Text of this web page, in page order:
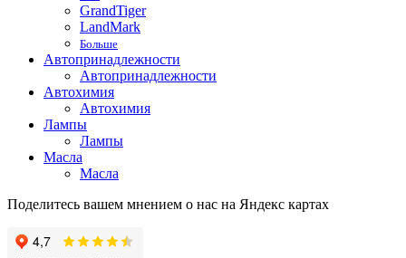
GrandTiger
LandMark
Больше
Автопринадлежности
Автопринадлежности
Автохимия
Автохимия
Лампы
Лампы
Масла
Масла
Поделитесь вашем мнением о нас на Яндекс картах